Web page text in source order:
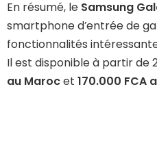
En résumé, le Samsung
smartphone d’entrée de
fonctionnalités
Il est disponible à partir de
au Marocet 170.000 FCA